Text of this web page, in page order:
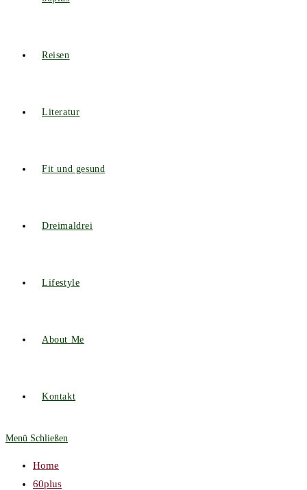
Reisen
Literatur
Fit und gesund
Dreimaldrei
Lifestyle
About Me
Kontakt
Menü Schließen
Home
60plus